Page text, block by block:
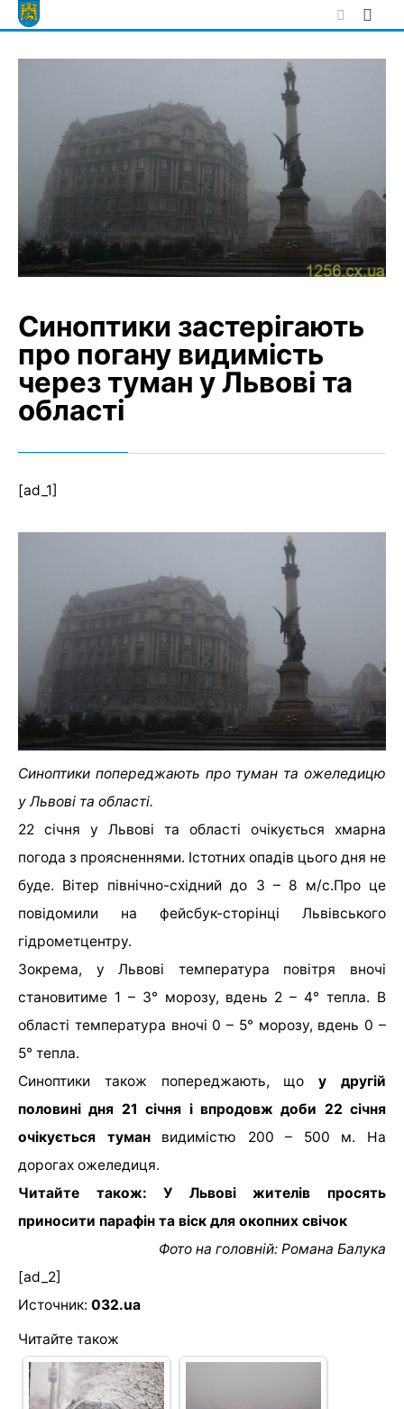
Skip
to
Синоптики застерігають
про погану видимість
через туман у Львові та
області
[ad_1]
Синоптики попереджають про туман та ожеледицю
у Львові та області.
22 січня у Львові та області очікується хмарна
погода з проясненнями. Істотних опадів цього дня не
буде. Вітер північно-східний до 3 – 8 м/с.Про це
повідомили на фейсбук-сторінці Львівського
гідрометцентру.
Зокрема, у Львові температура повітря вночі
становитиме 1 – 3° морозу, вдень 2 – 4° тепла. В
області температура вночі 0 – 5° морозу, вдень 0 –
5° тепла.
Синоптики також попереджають, щоу другій
половині дня 21 січня і впродовж доби 22 січня
очікується туманвидимістю 200 – 500 м. На
дорогах ожеледиця.
Читайте також: У Львові жителів просять
приносити парафін та віск для окопних свічок
Фото на головній: Романа Балука
[ad_2]
Источник: 032.ua
Читайте також